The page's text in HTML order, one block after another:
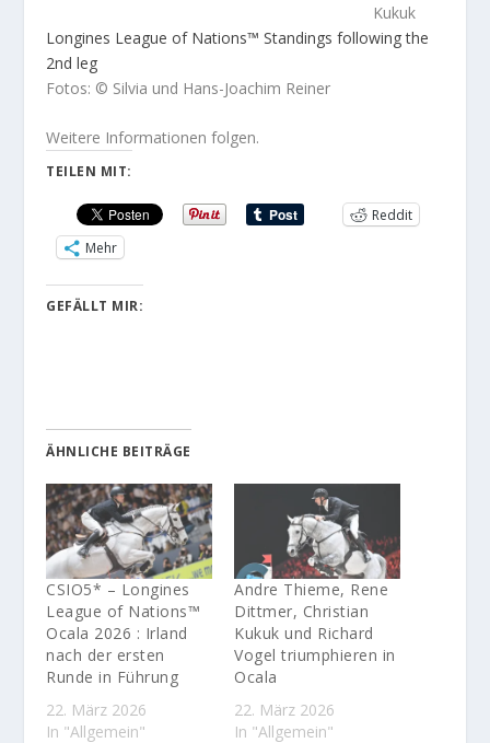
Kukuk
Longines League of Nations™ Standings following the
2nd leg
Fotos: © Silvia und Hans-Joachim Reiner
Weitere Informationen folgen.
TEILEN MIT:
Reddit
Mehr
GEFÄLLT MIR:
ÄHNLICHE BEITRÄGE
CSIO5* – Longines
League of Nations™
Ocala 2026 : Irland
nach der ersten
Runde in Führung
22. März 2026
In "Allgemein"
Andre Thieme, Rene
Dittmer, Christian
Kukuk und Richard
Vogel triumphieren in
Ocala
22. März 2026
In "Allgemein"